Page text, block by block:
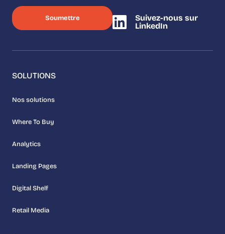
Suivez-nous sur
LinkedIn
SOLUTIONS
Nos solutions
Where To Buy
Analytics
Landing Pages
Digital Shelf
Retail Media